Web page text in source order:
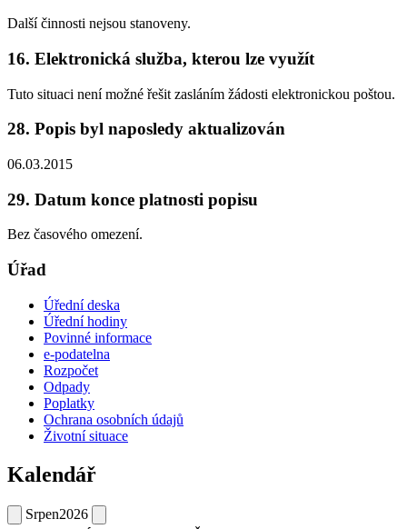
Další činnosti nejsou stanoveny.
16. Elektronická služba, kterou lze využít
Tuto situaci není možné řešit zasláním žádosti elektronickou poštou.
28. Popis byl naposledy aktualizován
06.03.2015
29. Datum konce platnosti popisu
Bez časového omezení.
Úřad
Úřední deska
Úřední hodiny
Povinné informace
e-podatelna
Rozpočet
Odpady
Poplatky
Ochrana osobních údajů
Životní situace
Kalendář
Srpen2026